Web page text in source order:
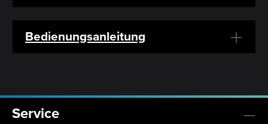
Bedienungsanleitung
Service